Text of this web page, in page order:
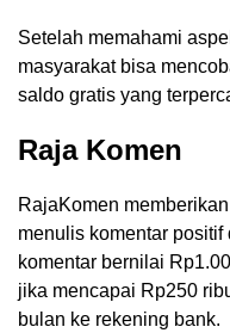
Setelah memahami
masyarakat bisa
saldo gratis yang
Raja Komen
RajaKomen
menulis komentar
komentar bernilai
jika mencapai Rp250
bulan ke rekening bank.